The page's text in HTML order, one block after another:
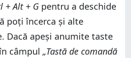
+ Alt + G pentru a deschide
poți încerca și alte
Dacă apeși anumite taste
câmpul „Tastă de comandă